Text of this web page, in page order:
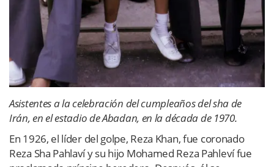
Asistentes a la celebración del cumpleaños del sha de
Irán, en el estadio de Abadan, en la década de 1970.
En 1926, el líder del golpe, Reza Khan, fue coronado
Reza Sha Pahlaví y su hijo Mohamed Reza Pahleví fue